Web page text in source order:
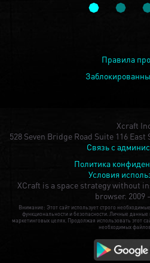
Правила
Xcraft
528 Seven Bridge Road Suite 116
Связь с
Политика
Условия
XCraft is a space strategy without
browser. 2009
Внимание: Этот сайт использует строго
функциональности и безопасности. Личные
маркетинговых целях. Продолжая использовать этот
необходимых